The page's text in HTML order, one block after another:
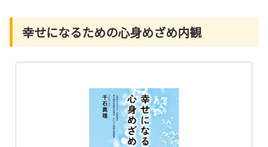
幸せになるための心身めざめ内観